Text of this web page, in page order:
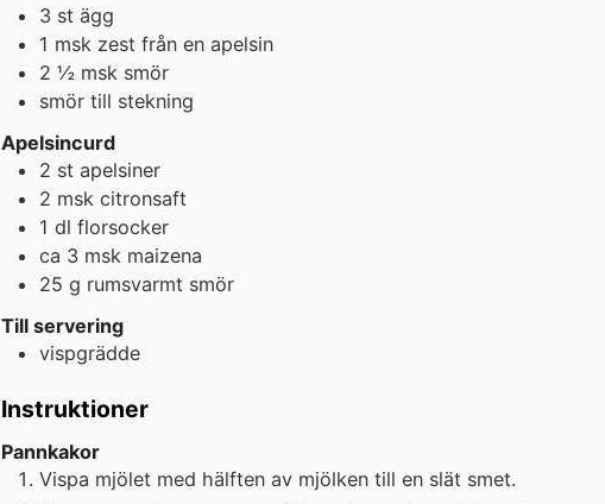
3 st ägg
1 msk zest från en apelsin
2 ½ msk smör
smör till stekning
Apelsincurd
2 st apelsiner
2 msk citronsaft
1 dl florsocker
ca 3 msk maizena
25 g rumsvarmt smör
Till servering
vispgrädde
Instruktioner
Pannkakor
Vispa mjölet med hälften av mjölken till en slät smet.